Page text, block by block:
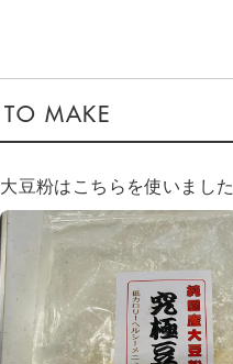
大豆粉はこちらを使いました